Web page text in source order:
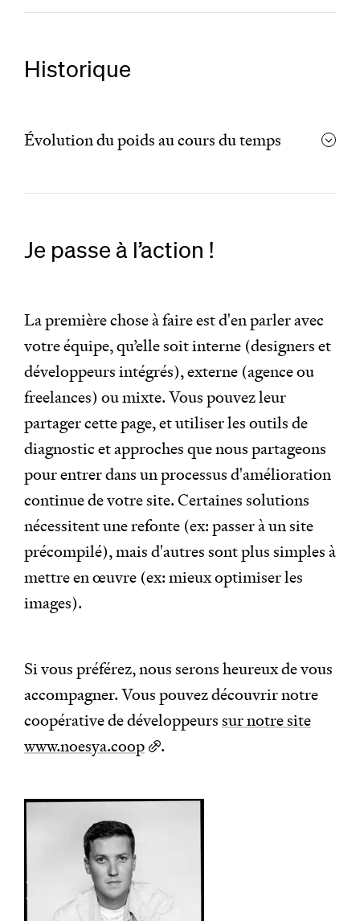
Historique
Évolution du poids au cours du temps
Je passe à l’action !
La première chose à faire est d'en parler avec
votre équipe, qu’elle soit interne (designers et
développeurs intégrés), externe (agence ou
freelances) ou mixte. Vous pouvez leur
partager cette page, et utiliser les outils de
diagnostic et approches que nous partageons
pour entrer dans un processus d'amélioration
continue de votre site. Certaines solutions
nécessitent une refonte (ex: passer à un site
précompilé), mais d'autres sont plus simples à
mettre en œuvre (ex: mieux optimiser les
images).
Si vous préférez, nous serons heureux de vous
accompagner. Vous pouvez découvrir notre
coopérative de développeurssur notre site
www.noesya.coop
.